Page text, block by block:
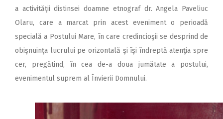
a activităţii distinsei doamne etnograf dr. Angela Paveliuc
Olaru, care a marcat prin acest eveniment o perioadă
specială a Postului Mare, în care credincioşii se desprind de
obişnuinţa lucrului pe orizontală şi îşi îndreptă atenţia spre
cer, pregătind, în cea de-a doua jumătate a postului,
evenimentul suprem al Învierii Domnului.